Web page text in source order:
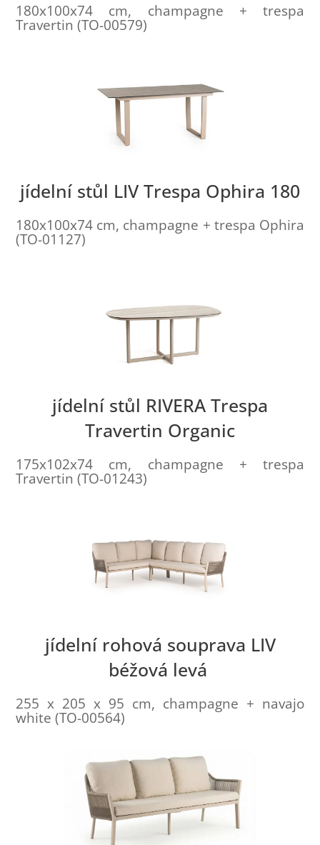
180x100x74 cm, champagne + trespa
Travertin (TO-00579)
jídelní stůl LIV Trespa Ophira 180
180x100x74 cm, champagne + trespa Ophira
(TO-01127)
jídelní stůl RIVERA Trespa
Travertin Organic
175x102x74 cm, champagne + trespa
Travertin (TO-01243)
jídelní rohová souprava LIV
béžová levá
255 x 205 x 95 cm, champagne + navajo
white (TO-00564)